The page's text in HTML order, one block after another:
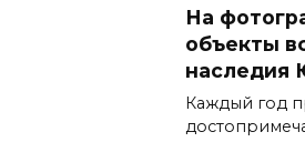
На
объекты
Каждый год